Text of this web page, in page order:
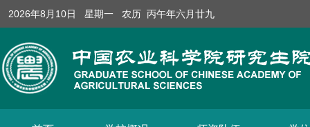
2026年8月10日 星期一 农历 丙午年六月廿九